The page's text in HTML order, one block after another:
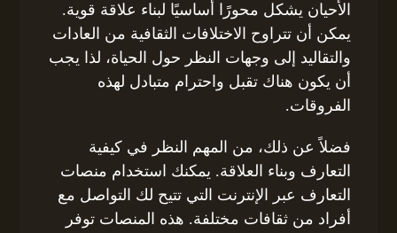
الأحيان يشكل محورًا أساسيًا لبناء علاقة قوية.
يمكن أن تتراوح الاختلافات الثقافية من العادات
والتقاليد إلى وجهات النظر حول الحياة، لذا يجب
أن يكون هناك تقبل واحترام متبادل لهذه
الفروقات.
فضلاً عن ذلك، من المهم النظر في كيفية
التعارف وبناء العلاقة. يمكنك استخدام منصات
التعارف عبر الإنترنت التي تتيح لك التواصل مع
أفراد من ثقافات مختلفة. هذه المنصات توفر